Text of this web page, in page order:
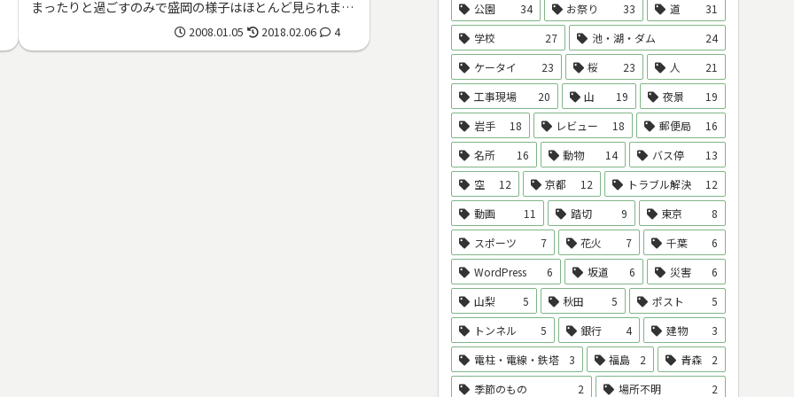
まったりと過ごすのみで盛岡の様子はほとんど見られませ
んでした。31日に盛岡駅から実...2008.01.05 2018.02.06 4
公園
34 お祭り 33 道
31
学校
27 池・湖・ダム
24
ケータイ
23 桜 23 人
21
工事現場
20 山 19 夜景
19
岩手
18 レビュー 18 郵便局
16
名所
16 動物 14 バス停
13
空
12 京都 12 トラブル解決
12
動画
11 踏切 9 東京
8
スポーツ
7 花火 7 千葉
6
WordPress
6 坂道 6 災害
6
山梨
5 秋田 5 ポスト
5
トンネル
5 銀行 4 建物
3
電柱・電線・鉄塔
3 福島 2 青森
2
季節のもの
2 場所不明 2